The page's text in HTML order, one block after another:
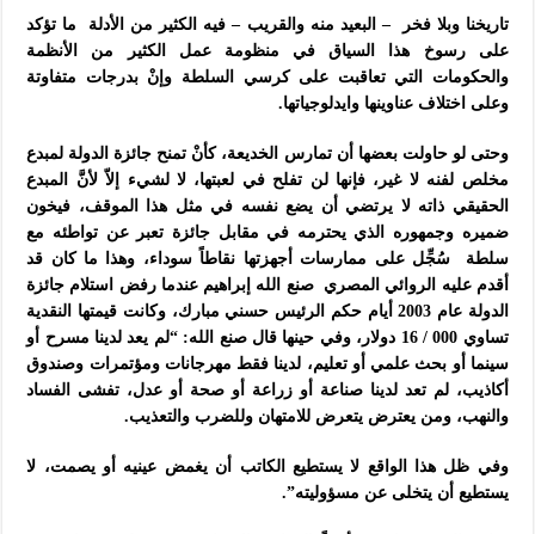
تاريخنا وبلا فخر – البعيد منه والقريب – فيه الكثير من الأدلة ما تؤكد
على رسوخ هذا السياق في منظومة عمل الكثير من الأنظمة
والحكومات التي تعاقبت على كرسي السلطة وإنْ بدرجات متفاوتة
وعلى اختلاف عناوينها وايدلوجياتها.
وحتى لو حاولت بعضها أن تمارس الخديعة، كأنْ تمنح جائزة الدولة لمبدع
مخلص لفنه لا غير، فإنها لن تفلح في لعبتها، لا لشيء إلاّ لأنَّ المبدع
الحقيقي ذاته لا يرتضي أن يضع نفسه في مثل هذا الموقف، فيخون
ضميره وجمهوره الذي يحترمه في مقابل جائزة تعبر عن تواطئه مع
سلطة سُجِّل على ممارسات أجهزتها نقاطاً سوداء، وهذا ما كان قد
أقدم عليه الروائي المصري صنع الله إبراهيم عندما رفض استلام جائزة
الدولة عام 2003 أيام حكم الرئيس حسني مبارك، وكانت قيمتها النقدية
تساوي 000 / 16 دولار، وفي حينها قال صنع الله: “لم يعد لدينا مسرح أو
سينما أو بحث علمي أو تعليم، لدينا فقط مهرجانات ومؤتمرات وصندوق
أكاذيب، لم تعد لدينا صناعة أو زراعة أو صحة أو عدل، تفشى الفساد
والنهب، ومن يعترض يتعرض للامتهان وللضرب والتعذيب.
وفي ظل هذا الواقع لا يستطيع الكاتب أن يغمض عينيه أو يصمت، لا
يستطيع أن يتخلى عن مسؤوليته”.